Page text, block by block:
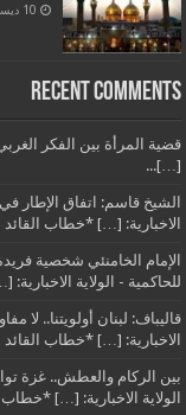
10 ديسمبر,2017
Recent Comments
قضية المرأة بين الفكر
[…]...
الشيخ قاسم: اتفاق الإطار
الاخبارية: […] *خطاب
الإمام الخامنئي شخصية
للحاكمية - الولاية
قاليباف: لبنان أولويتنا.. لا
الاخبارية: […] *خطاب
بين الركام والعطش.. غزة
الولاية الاخبارية: […]